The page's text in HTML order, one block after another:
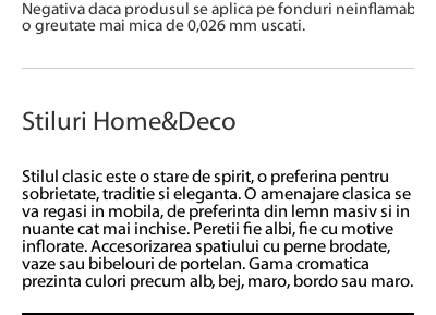
Negativa daca produsul se aplica pe fonduri
o greutate mai mica de 0,026 mm uscati.
Stiluri Home&Deco
Stilul clasic este o stare de spirit, o preferina pentru
sobrietate, traditie si eleganta. O amenajare clasica se
va regasi in mobila, de preferinta din lemn masiv si in
nuante cat mai inchise. Peretii fie albi, fie cu motive
inflorate. Accesorizarea spatiului cu perne brodate,
vaze sau bibelouri de portelan. Gama cromatica
prezinta culori precum alb, bej, maro, bordo sau maro.